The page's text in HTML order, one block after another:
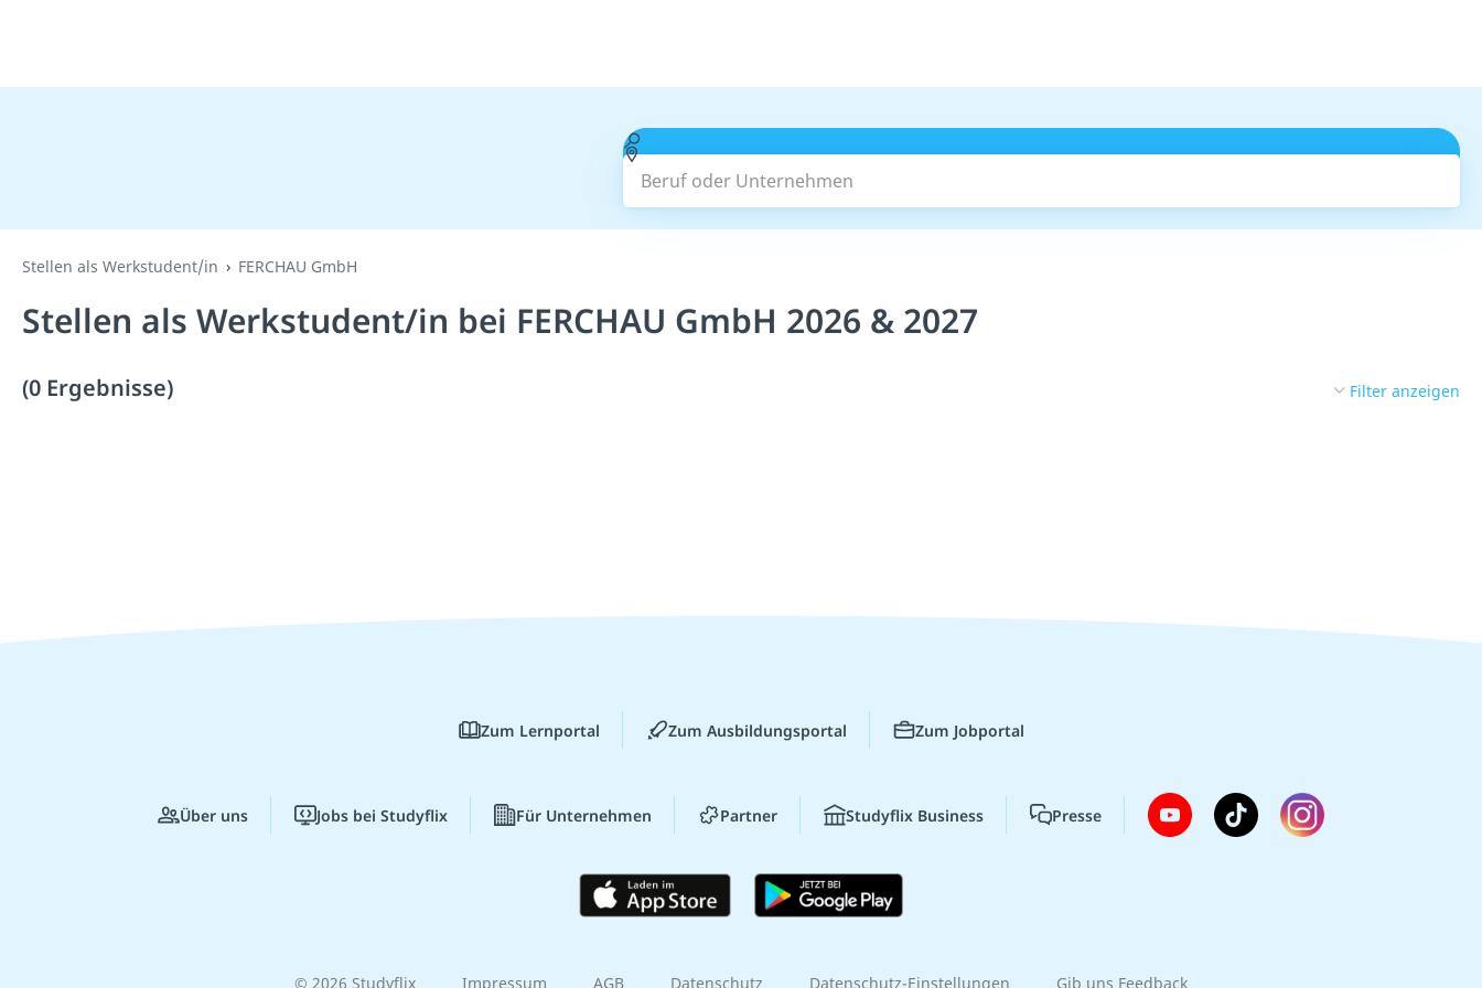
Beruf oder Unternehmen
Stellen als Werkstudent/in FERCHAU GmbH
Stellen als Werkstudent/in bei FERCHAU GmbH 2026 & 2027
(0 Ergebnisse) Filter anzeigen
Zum Lernportal Zum Ausbildungsportal Zum Jobportal
Über uns Jobs bei Studyflix Für Unternehmen Partner Studyflix Business Presse
© 2026 Studyflix Impressum AGB Datenschutz Datenschutz-Einstellungen Gib uns Feedback